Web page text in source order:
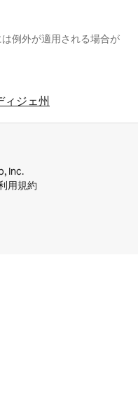
例外が適用される場合が
ィジェ州
Inc.
用規約